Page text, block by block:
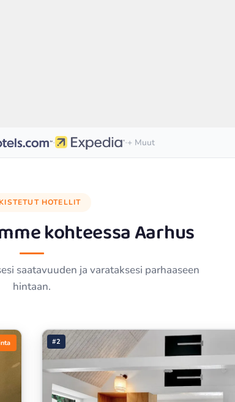
· ·+ Muut
HOTELLIT
kohteessaAarhus
saatavuuden ja varataksesi parhaaseen
hintaan.
#2